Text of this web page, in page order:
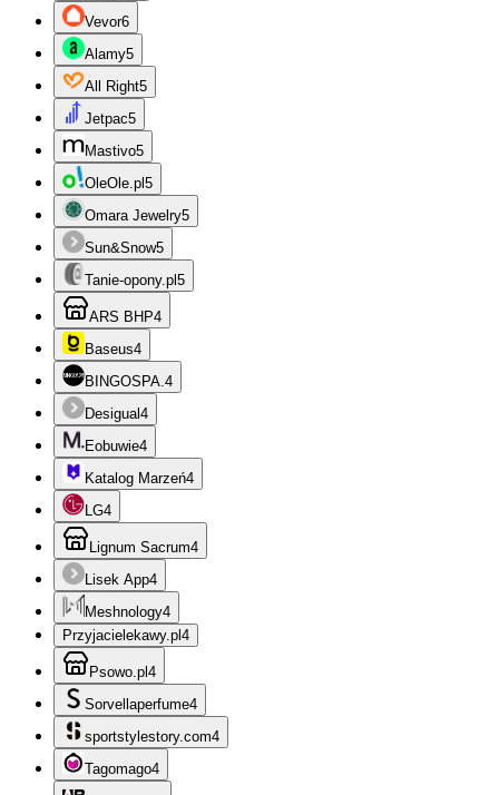
Vevor6
Alamy5
All Right5
Jetpac5
Mastivo5
OleOle.pl 5
Omara Jewelry5
Sun&Snow5
Tanie-opony.pl 5
ARS BHP4
Baseus4
BINGOSPA. 4
Desigual 4
Eobuwie4
Katalog Marzeń4
LG4
Lignum Sacrum4
Lisek App4
Meshnology4
Przyjacielekawy.pl 4
Psowo.pl 4
Sorvellaperfume4
sportstylestory.com4
Tagomago4